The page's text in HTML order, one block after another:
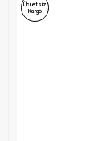
Ücretsiz
Kargo